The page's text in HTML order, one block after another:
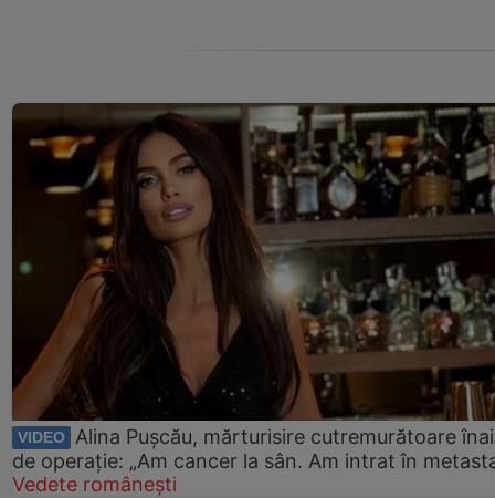
VIDEO
Alina Pușcău, mărturisire cutremurătoare
de operație: „Am cancer la sân. Am intrat în
Vedete românești